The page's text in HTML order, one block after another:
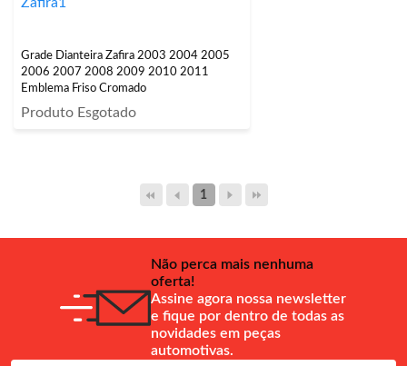
Grade Dianteira Zafira 2003 2004 2005
2006 2007 2008 2009 2010 2011
Emblema Friso Cromado
Produto Esgotado
1
Não perca mais nenhuma
oferta!
Assine agora nossa newsletter
e fique por dentro de todas as
novidades em peças
automotivas.